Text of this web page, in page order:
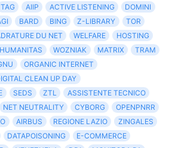
TAG AIIP ACTIVE LISTENING
DOMINI
BARD BING Z-LIBRARY
TOR
DU NET WELFARE
HOSTING
WOZNIAK MATRIX
TRAM
ORGANIC INTERNET
CLEAN UP DAY
SEDS ZTL
ASSISTENTE TECNICO
NET NEUTRALITY CYBORG
OPENPNRR
AIRBUS REGIONE LAZIO
ZINGALES
DATAPOISONING
E-COMMERCE